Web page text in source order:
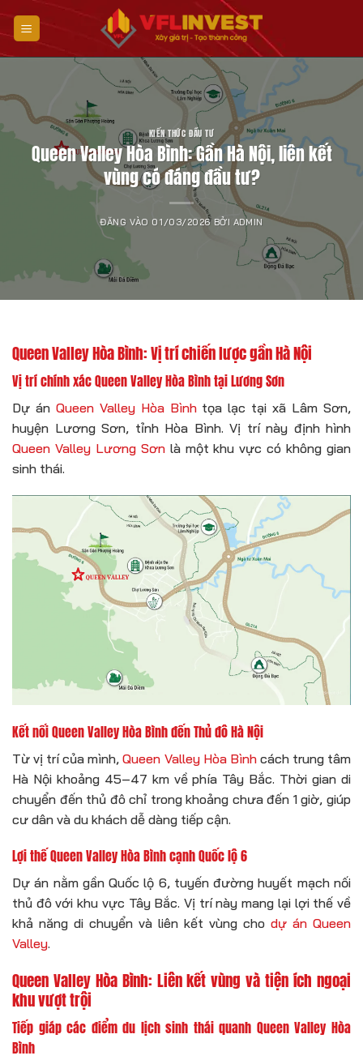
qua
nội
KIẾN THỨC ĐẦU TƯ
Queen Valley Hòa Bình: Gần Hà Nội, liên kết
vùng có đáng đầu tư?
ĐĂNG VÀO 01/03/2026 BỞI ADMIN
Queen Valley Hòa Bình: Vị trí chiến lược gần Hà Nội
Vị trí chính xác Queen Valley Hòa Bình tại Lương Sơn
Dự án Queen Valley Hòa Bìnhtọa lạc tại xã Lâm Sơn,
huyện Lương Sơn, tỉnh Hòa Bình. Vị trí này định hình
Queen Valley Lương Sơnlà một khu vực có không gian
sinh thái.
Kết nối Queen Valley Hòa Bình đến Thủ đô Hà Nội
Từ vị trí của mình,Queen Valley Hòa Bìnhcách trung tâm
Hà Nội khoảng 45–47 km về phía Tây Bắc. Thời gian di
chuyển đến thủ đô chỉ trong khoảng chưa đến 1 giờ, giúp
cư dân và du khách dễ dàng tiếp cận.
Lợi thế Queen Valley Hòa Bình cạnh Quốc lộ 6
Dự án nằm gần Quốc lộ 6, tuyến đường huyết mạch nối
thủ đô với khu vực Tây Bắc. Vị trí này mang lại lợi thế về
khả năng di chuyển và liên kết vùng cho dự án Queen
Valley.
Queen Valley Hòa Bình: Liên kết vùng và tiện ích ngoại
khu vượt trội
Tiếp giáp các điểm du lịch sinh thái quanh Queen Valley Hòa
Bình